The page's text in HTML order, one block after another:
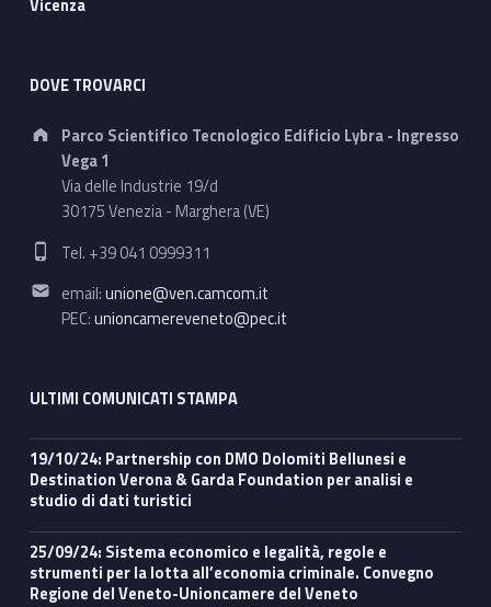
Vicenza
DOVE TROVARCI
Address:
Parco Scientifico Tecnologico Edificio Lybra - Ingresso
Vega 1
Via delle Industrie 19/d
30175 Venezia - Marghera (VE)
Phone number:
Tel. +39 041 0999311
Email address:
email:unione@ven.camcom.it
PEC:unioncamereveneto@pec.it
ULTIMI COMUNICATI STAMPA
19/10/24: Partnership con DMO Dolomiti Bellunesi e
Destination Verona & Garda Foundation per analisi e
studio di dati turistici
25/09/24: Sistema economico e legalità, regole e
strumenti per la lotta all’economia criminale. Convegno
Regione del Veneto-Unioncamere del Veneto